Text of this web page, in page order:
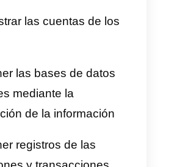
cercan entre las
y sus clientes, son
en los diferentes